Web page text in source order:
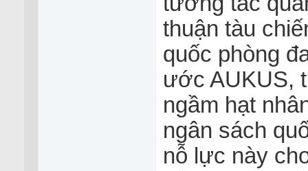
thuận tàu
quốc phòng
ước AUKUS,
ngầm hạt
ngân sách
nỗ lực này